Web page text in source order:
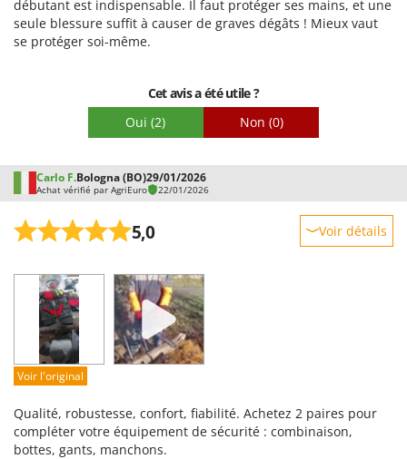
Tondeuses autoportées
Tondeuses débroussailleuses thermiques
Trancheuses de sol
Transpalettes
Treuils de débardage
Tronçonneuses
V
Vêtements de Sécurité
Vibroculteurs à tracteur
Lampacrescia - MGM
Landxcape
Lotusgrill
M
M.A.I.BO.
Macte Ovens
Makita
MAMMAMIA
Marcato
Marina Systems
Master
Mastercook
débutant est indispensable. Il faut protéger ses mains, et une
seule blessure suffit à causer de graves dégâts ! Mieux vaut
se protéger soi-même.
Cet avis a été utile ?
Oui (2) Non (0)
Carlo F.Bologna (BO)29/01/2026
Achat vérifié par AgriEuro 22/01/2026
5,0 Voir détails
Prestations
Facilité d'utilisation
Qualité / Prix
Facilité de montage
Voir l'original
Qualité, robustesse, confort, fiabilité. Achetez 2 paires pour
compléter votre équipement de sécurité : combinaison,
bottes, gants, manchons.